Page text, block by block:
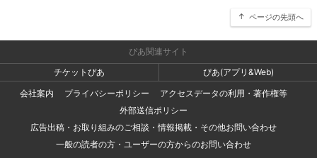
ページの先頭へ
ぴあ関連サイト
チケットぴあ
ぴあ(アプリ&Web)
会社案内
プライバシーポリシー
アクセスデータの利用・著作権等
外部送信ポリシー
広告出稿・お取り組みのご相談・情報掲載・その他お問い合わせ
一般の読者の方・ユーザーの方からのお問い合わせ